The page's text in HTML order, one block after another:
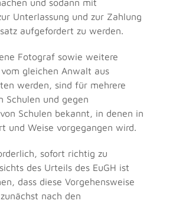
und sodann mit
Unterlassung und zur Zahlung
aufgefordert zu werden.
Fotograf sowie weitere
gleichen Anwalt aus
werden, sind für mehrere
Schulen und gegen
Schulen bekannt, in denen in
und Weise vorgegangen wird.
sofort richtig zu
des Urteils des EuGH ist
dass diese Vorgehensweise
nach den